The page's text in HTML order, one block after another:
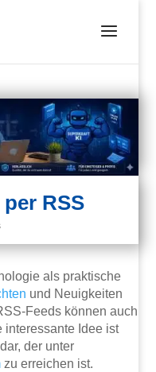
RSS
als praktische
und Neuigkeiten
Feeds können auch
interessante Idee ist
der unter
zu erreichen ist.